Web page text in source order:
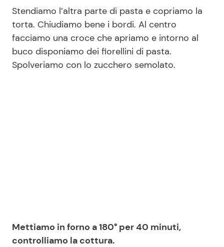
Stendiamo l’altra parte di pasta e copriamo la
torta. Chiudiamo bene i bordi. Al centro
facciamo una croce che apriamo e intorno al
buco disponiamo dei fiorellini di pasta.
Spolveriamo con lo zucchero semolato.
Mettiamo in forno a 180° per 40 minuti,
controlliamo la cottura.